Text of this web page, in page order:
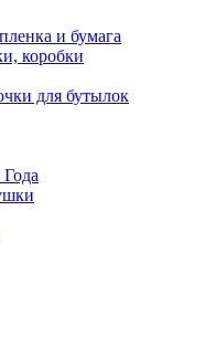
и бумага
коробки
для бутылок